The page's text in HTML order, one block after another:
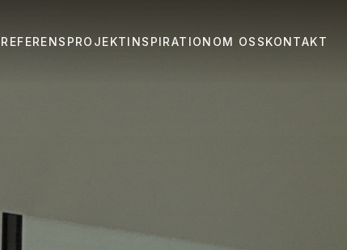
REFERENSPROJEKTINSPIRATION OM OSSKONTAKT